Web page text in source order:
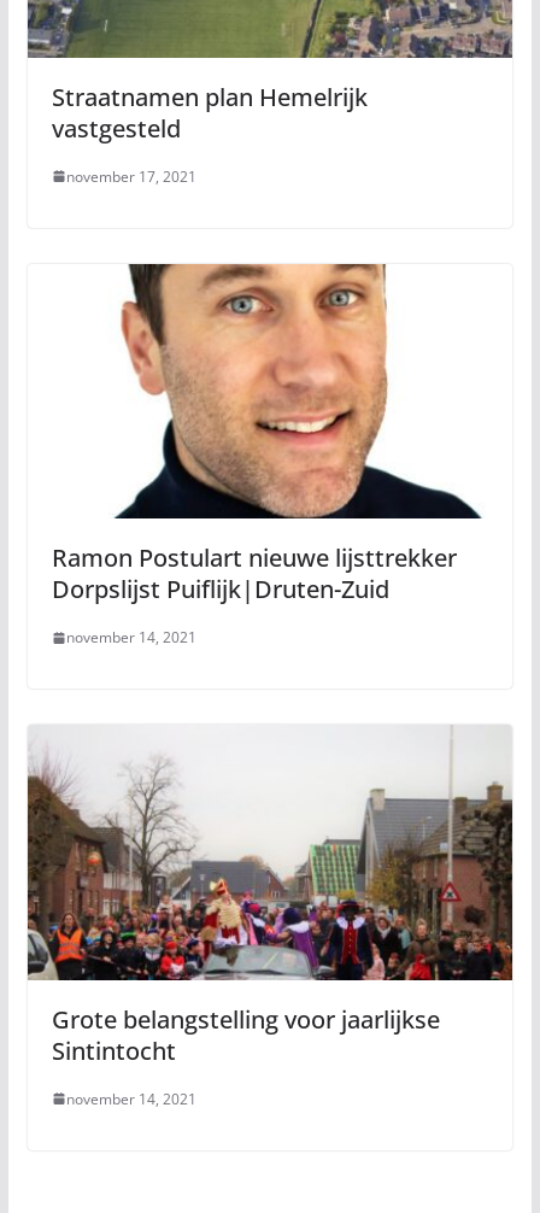
Straatnamen plan Hemelrijk
vastgesteld
november 17, 2021
Ramon Postulart nieuwe lijsttrekker
Dorpslijst Puiflijk|Druten-Zuid
november 14, 2021
Grote belangstelling voor jaarlijkse
Sintintocht
november 14, 2021